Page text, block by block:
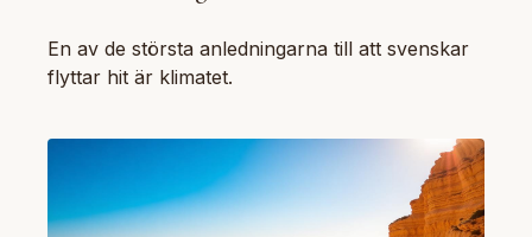
En av de största anledningarna till att svenskar
flyttar hit är klimatet.